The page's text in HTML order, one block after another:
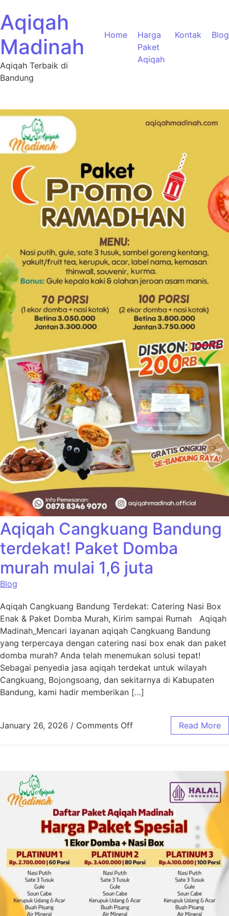
Aqiqah
Madinah
Aqiqah Terbaik di
Bandung
Home
Harga
Paket
Aqiqah
Kontak Blog
Aqiqah Cangkuang Bandung
terdekat! Paket Domba
murah mulai 1,6 juta
Blog
Aqiqah Cangkuang Bandung Terdekat: Catering Nasi Box
Enak & Paket Domba Murah, Kirim sampai Rumah Aqiqah
Madinah_Mencari layanan aqiqah Cangkuang Bandung
yang terpercaya dengan catering nasi box enak dan paket
domba murah? Anda telah menemukan solusi tepat!
Sebagai penyedia jasa aqiqah terdekat untuk wilayah
Cangkuang, Bojongsoang, dan sekitarnya di Kabupaten
Bandung, kami hadir memberikan […]
January 26, 2026 / Comments Off Read More